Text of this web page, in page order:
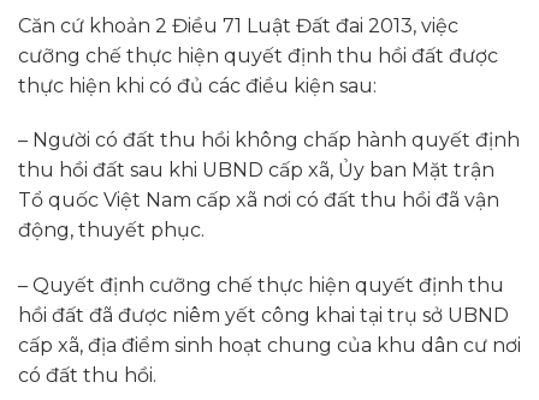
Căn cứ khoản 2 Điều 71 Luật Đất đai 2013, việc
cưỡng chế thực hiện quyết định thu hồi đất được
thực hiện khi có đủ các điều kiện sau:
– Người có đất thu hồi không chấp hành quyết định
thu hồi đất sau khi UBND cấp xã, Ủy ban Mặt trận
Tổ quốc Việt Nam cấp xã nơi có đất thu hồi đã vận
động, thuyết phục.
– Quyết định cưỡng chế thực hiện quyết định thu
hồi đất đã được niêm yết công khai tại trụ sở UBND
cấp xã, địa điểm sinh hoạt chung của khu dân cư nơi
có đất thu hồi.